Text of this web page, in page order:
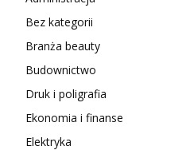
Bez kategorii
Branża beauty
Budownictwo
Druk i poligrafia
Ekonomia i finanse
Elektryka